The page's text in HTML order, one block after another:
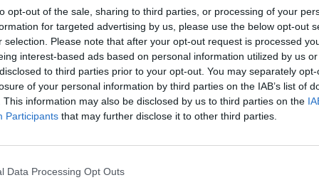
opt-out of the sale, sharing to third parties, or processing of your
for targeted advertising by us, please use the below opt-out
selection. Please note that after your opt-out request is processed
interest-based ads based on personal information utilized by us
to third parties prior to your opt-out. You may separately
of your personal information by third parties on the IAB’s list of
This information may also be disclosed by us to third parties on the
Participants that may further disclose it to other third parties.
Data Processing Opt Outs
buscado lasestrategias necesarias para
gasolinamediante estas tomas clandestinas en
aunque ha sido una lucha continúa desde que
que estaforma ilícita de venta de
no fue combatida por el gobierno, por lo
lo largo y ancho del país.
que su gobierno emitirá durante la presente
el combustible.